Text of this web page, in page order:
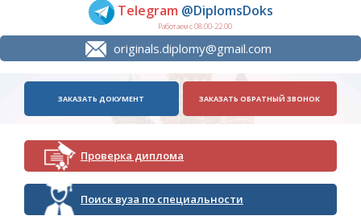
Telegram @DiplomsDoks
Работаем с 08.00-22.00
originals.diplomy@gmail.com
ЗАКАЗАТЬ ДОКУМЕНТ ЗАКАЗАТЬ ОБРАТНЫЙ ЗВОНОК
Проверка диплома
Поиск вуза по специальности